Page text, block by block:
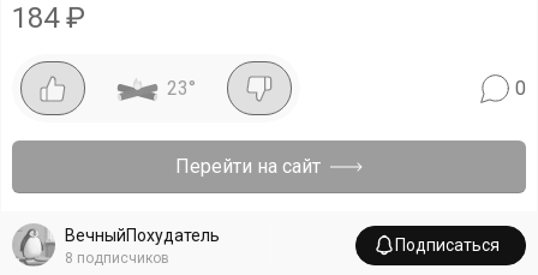
184₽
23° 0
Перейти на сайт
ВечныйПохудатель
8 подписчиков
Подписаться